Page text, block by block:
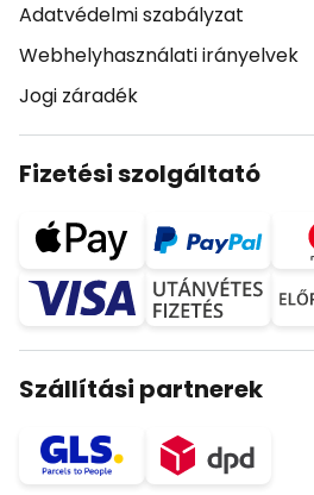
Adatvédelmi szabályzat
Webhelyhasználati irányelvek
Jogi záradék
Fizetési szolgáltató
Szállítási partnerek